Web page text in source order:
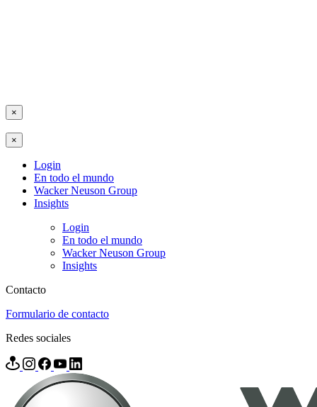
×
×
Login
En todo el mundo
Wacker Neuson Group
Insights
Login
En todo el mundo
Wacker Neuson Group
Insights
Contacto
Formulario de contacto
Redes sociales